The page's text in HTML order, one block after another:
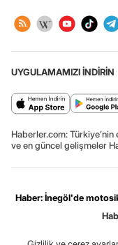
UYGULAMAMIZI İNDİRİN
Haberler.com:
ve en güncel gelişmeler
Haber: İnegöl'de